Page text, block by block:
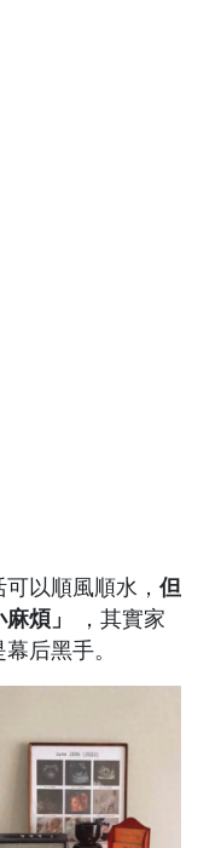
以順風順水， 但
煩」
，其實家
后黑手。